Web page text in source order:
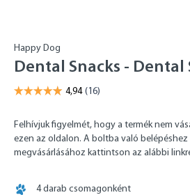
Happy Dog
Dental Snacks - Dental
Felhívjuk figyelmét, hogy a termék nem
ezen az oldalon. A boltba való belépéshez
megvásárlásához kattintson az alábbi
4 darab csomagonként